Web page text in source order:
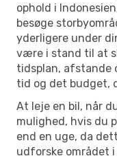
ophold i
besøge
yderligere under
være i stand til at
tidsplan, afstande
tid og det budget,
At leje en bil, når
mulighed, hvis du
end en uge, da
udforske området